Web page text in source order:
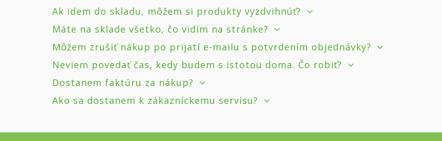
Ak idem do skladu, môžem si produkty vyzdvihnúť?
Máte na sklade všetko, čo vidím na stránke?
Môžem zrušiť nákup po prijatí e-mailu s potvrdením objednávky?
Neviem povedať čas, kedy budem s istotou doma. Čo robiť?
Dostanem faktúru za nákup?
Ako sa dostanem k zákazníckemu servisu?